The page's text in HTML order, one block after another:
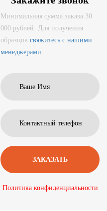
Минимальная сумма заказа 30
000 рублей. Для получения
образцов свяжитесь с нашими
менеджерами
Политика конфиденциальности